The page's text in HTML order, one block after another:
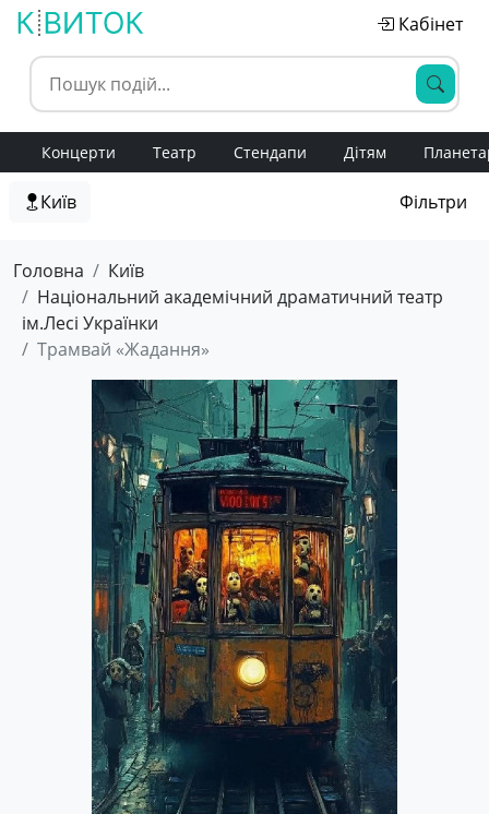
Кабінет
Концерти Театр Стендапи Дітям
Київ Фільтри
Головна
Київ
Національний академічний драматичний театр
ім.Лесі Українки
Трамвай «Жадання»